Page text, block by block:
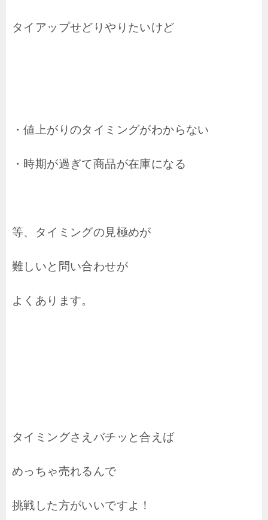
タイアップせどりやりたいけど
・値上がりのタイミングがわからない
・時期が過ぎて商品が在庫になる
等、タイミングの見極めが
難しいと問い合わせが
よくあります。
タイミングさえバチッと合えば
めっちゃ売れるんで
挑戦した方がいいですよ！